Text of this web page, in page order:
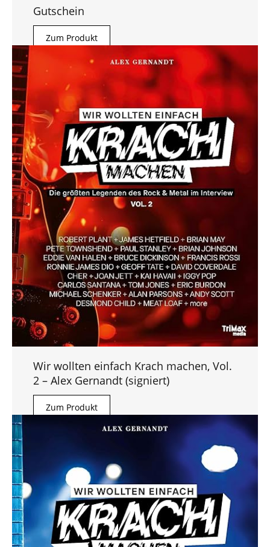
Gutschein
Zum Produkt
Wir wollten einfach Krach machen, Vol.
2 – Alex Gernandt (signiert)
Zum Produkt